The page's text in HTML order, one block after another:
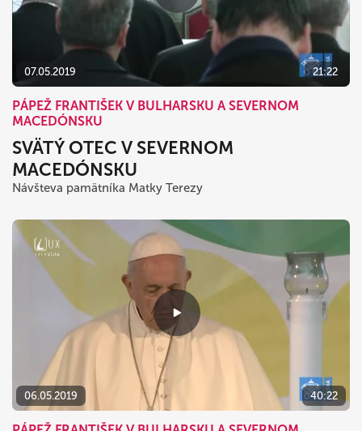
07.05.2019 21:22
PÁPEŽ FRANTIŠEK V BULHARSKU A SEVERNOM
MACEDÓNSKU
SVÄTÝ OTEC V SEVERNOM
MACEDÓNSKU
Návšteva pamätníka Matky Terezy
06.05.2019 40:22